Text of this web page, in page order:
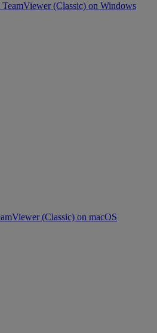
(Classic) on Windows
(Classic) on macOS